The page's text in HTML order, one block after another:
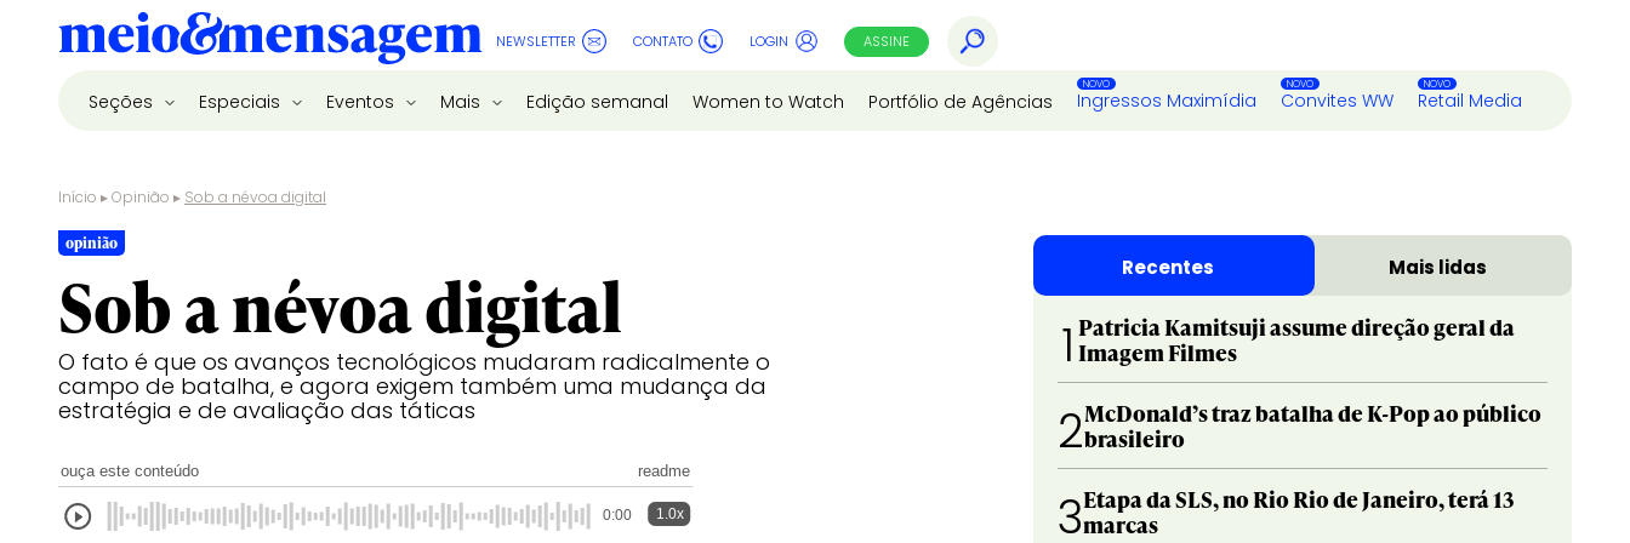
NEWSLETTER CONTATO LOGIN ASSINE
Seções Especiais Eventos Mais Edição semanal Women to Watch Portfólio de Agências Ingressos Maximídia Convites WW Retail Media
Início ▸Opinião ▸ Sob a névoa digital
opinião
Sob a névoa digital
O fato é que os avanços tecnológicos mudaram radicalmente o
campo de batalha, e agora exigem também uma mudança da
estratégia e de avaliação das táticas
ouça este conteúdo readme
0:00 1.0x
Recentes Mais lidas
1 Patricia Kamitsuji assume direção geral da
Imagem Filmes
2McDonald’s traz batalha de K-Pop ao público
brasileiro
3Etapa da SLS, no Rio Rio de Janeiro, terá 13
marcas